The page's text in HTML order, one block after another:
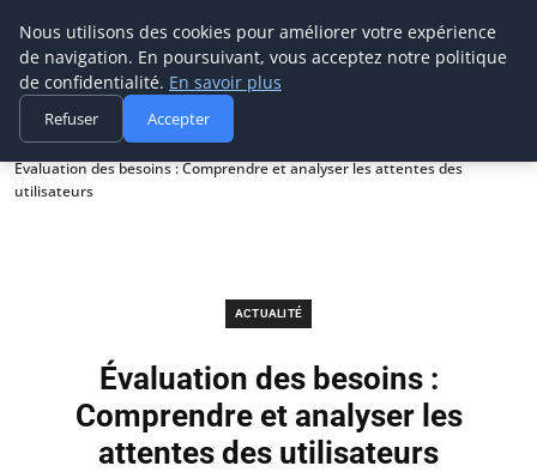
Prospection Pro
Accueil
Actualité
Évaluation des besoins : Comprendre et analyser les attentes des
utilisateurs
ACTUALITÉ
Évaluation des besoins :
Comprendre et analyser les
attentes des utilisateurs
Nous utilisons des cookies pour améliorer votre expérience
de navigation. En poursuivant, vous acceptez notre politique
de confidentialité. En savoir plus
Refuser Accepter